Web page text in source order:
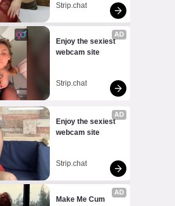
Strip.chat
AD
Enjoy the sexiest
webcam site
Strip.chat
AD
Enjoy the sexiest
webcam site
Strip.chat
AD
Make Me Cum